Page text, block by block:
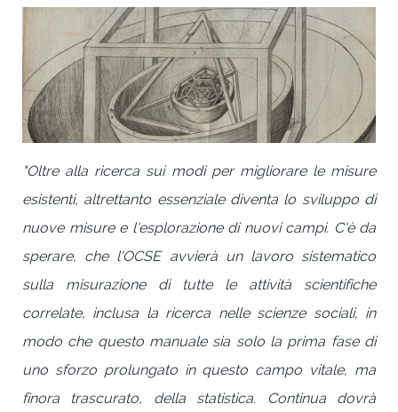
"Oltre alla ricerca sui modi per migliorare le misure
esistenti, altrettanto essenziale diventa lo sviluppo di
nuove misure e l'esplorazione di nuovi campi. C'è da
sperare, che l'OCSE avvierà un lavoro sistematico
sulla misurazione di tutte le attività scientifiche
correlate, inclusa la ricerca nelle scienze sociali, in
modo che questo manuale sia solo la prima fase di
uno sforzo prolungato in questo campo vitale, ma
finora trascurato, della statistica. Continua dovrà